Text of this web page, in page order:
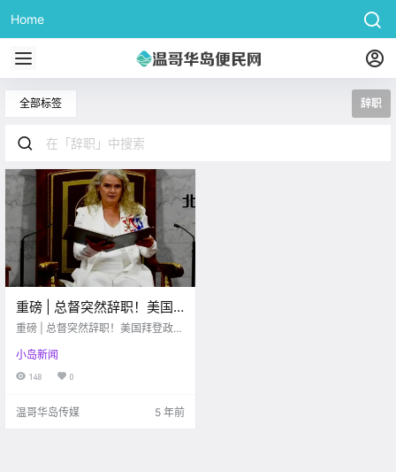
Home
全部标签 辞职
重磅 | 总督突然辞职！美国
拜登政府上台，对加拿大是
重磅 | 总督突然辞职！美国拜登政府
小岛新闻
148 0
温哥华岛传媒 5 年前